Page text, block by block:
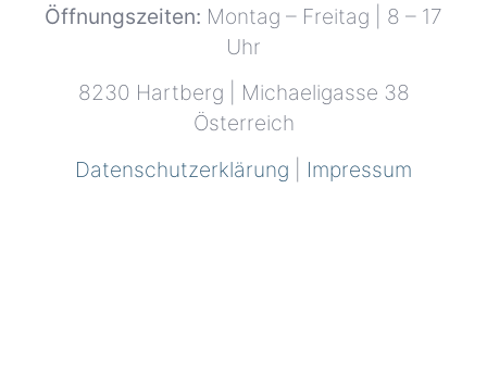
Öffnungszeiten: Montag – Freitag | 8 – 17
Uhr
8230 Hartberg | Michaeligasse 38
Österreich
Datenschutzerklärung
Impressum